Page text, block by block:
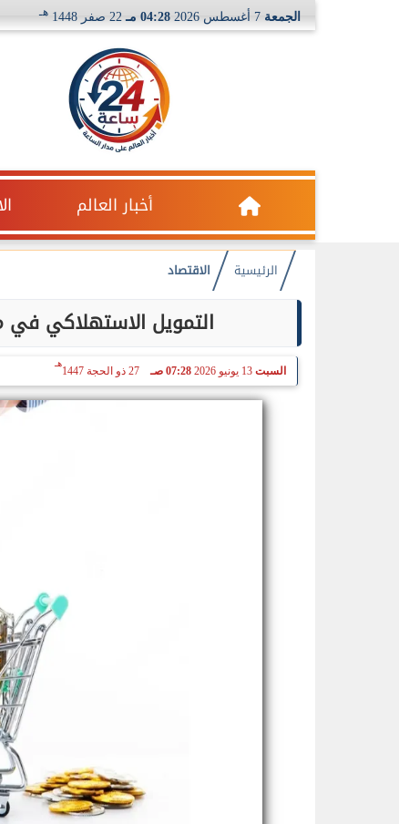
الجمعة 04:28 مـ 22 صفر 1448 هـ
أخبار العالم
الرئيسية الاقتصاد
التمويل الاستهلاكي في مصر يقفز 61.7%
السبت 13 يونيو 2026 07:28 صـ 27 ذو الحجة 1447
هـ